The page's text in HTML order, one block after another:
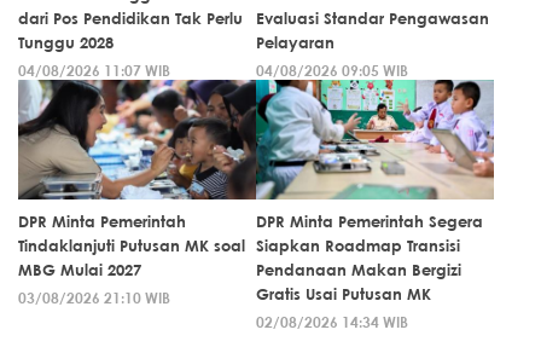
dari Pos Pendidikan Tak Perlu
Tunggu 2028
04/08/2026 11:07 WIB
Evaluasi Standar Pengawasan
Pelayaran
04/08/2026 09:05 WIB
DPR Minta Pemerintah
Tindaklanjuti Putusan MK soal
MBG Mulai 2027
03/08/2026 21:10 WIB
DPR Minta Pemerintah Segera
Siapkan Roadmap Transisi
Pendanaan Makan Bergizi
Gratis Usai Putusan MK
02/08/2026 14:34 WIB